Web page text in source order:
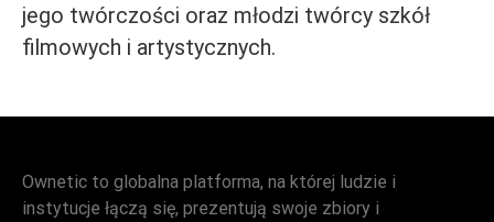
jego twórczości oraz młodzi twórcy szkół
filmowych i artystycznych.
Ownetic to globalna platforma, na której ludzie i
instytucje łączą się, prezentują swoje zbiory i